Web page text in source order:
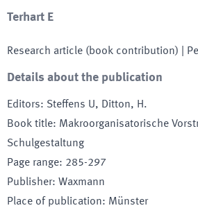
Terhart E
Research article (book contribution) |
Details about the publication
Editors: Steffens U, Ditton, H.
Book title: Makroorganisatorische
Schulgestaltung
Page range: 285-297
Publisher: Waxmann
Place of publication: Münster